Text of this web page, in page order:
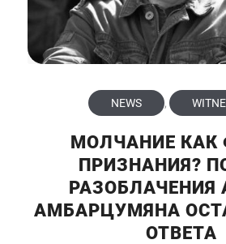
МОЛЧАНИЕ КАК
ПРИЗНАНИЯ?
РАЗОБЛАЧЕНИЯ
АМБАРЦУМЯНА
ОТВЕТА
NEWS ,